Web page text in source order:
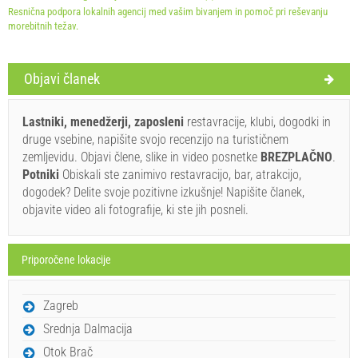
Pravila in pogoji dobavitelja
Rezervirajte in počakajte na potrditev
Če ne želite rezervirati vnaprej in imate dodatna vprašanja,
jih zapišite spodaj in kliknite "Pošlji povpraševanje".
Resnična podpora lokalnih agencij med vašim bivanjem in pomoč pri reševanju
morebitnih težav.
Objavi članek
Lastniki, menedžerji, zaposleni restavracije, klubi, dogodki in
druge vsebine, napišite svojo recenzijo na turističnem
zemljevidu. Objavi člene, slike in video posnetke BREZPLAČNO.
Potniki Obiskali ste zanimivo restavracijo, bar, atrakcijo,
dogodek? Delite svoje pozitivne izkušnje! Napišite članek,
objavite video ali fotografije, ki ste jih posneli.
Priporočene lokacije
Zagreb
Srednja Dalmacija
Otok Brač